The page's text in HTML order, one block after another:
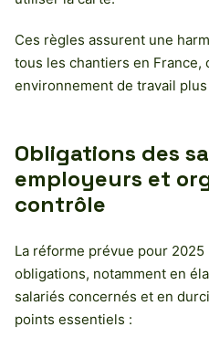
Ces règles assurent une
tous les chantiers en France,
environnement de travail
Obligations des
employeurs et
contrôle
La réforme prévue pour
obligations, notamment en
salariés concernés et en
points essentiels :